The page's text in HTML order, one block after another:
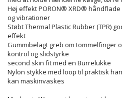
Høj effekt PORON® XRD®
og vibrationer
Støbt Thermal Plastic Rubber (TPR)
effekt
Gummibelagt greb om tommelfinger
kontrol og slidstyrke
second skin fit med en Burrelukke
Nylon stykke med loop til praktisk
kan maskinvaskes